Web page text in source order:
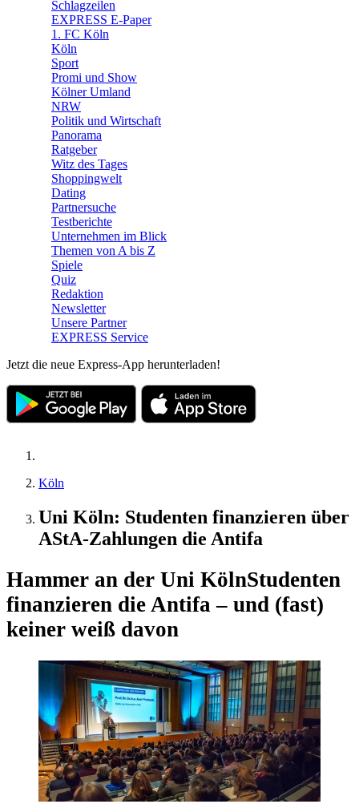
Schlagzeilen
EXPRESS E-Paper
1. FC Köln
Köln
Sport
Promi und Show
Kölner Umland
NRW
Politik und Wirtschaft
Panorama
Ratgeber
Witz des Tages
Shoppingwelt
Dating
Partnersuche
Testberichte
Unternehmen im Blick
Themen von A bis Z
Spiele
Quiz
Redaktion
Newsletter
Unsere Partner
EXPRESS Service
Jetzt die neue Express-App herunterladen!
Köln
Uni Köln: Studenten finanzieren über
AStA-Zahlungen die Antifa
Hammer an der Uni KölnStudenten
finanzieren die Antifa – und (fast)
keiner weiß davon